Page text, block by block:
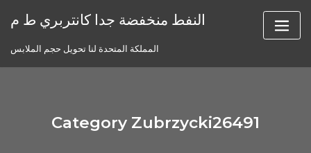
النفط منخفضة جدا كانتربري ط م
المملكة المتحدة لنا تحويل حجم الملابس
Category Zubrzycki26491